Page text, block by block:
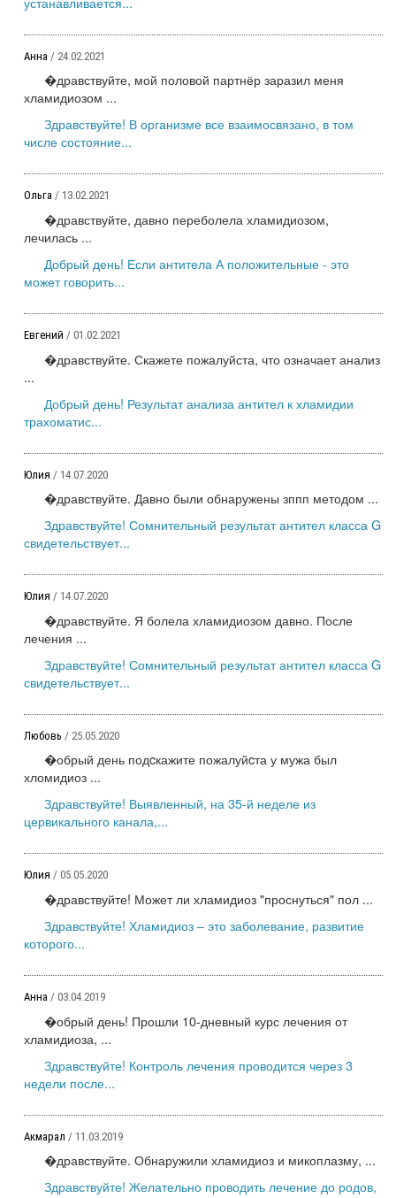
Анна / 24.02.2021
�дравствуйте, мой половой партнёр заразил меня
хламидиозом ...
Здравствуйте! В организме все взаимосвязано, в том
числе состояние...
Ольга / 13.02.2021
�дравствуйте, давно переболела хламидиозом,
лечилась ...
Добрый день! Если антитела А положительные - это
может говорить...
Евгений / 01.02.2021
�дравствуйте. Скажете пожалуйста, что означает анализ
...
Добрый день! Результат анализа антител к хламидии
трахоматис...
Юлия / 14.07.2020
�дравствуйте. Давно были обнаружены зппп методом ...
Здравствуйте! Сомнительный результат антител класса G
свидетельствует...
Юлия / 14.07.2020
�дравствуйте. Я болела хламидиозом давно. После
лечения ...
Здравствуйте! Сомнительный результат антител класса G
свидетельствует...
Любовь / 25.05.2020
�обрый день подcкажите пожалуйcта у мужа был
хломидиоз ...
Здравствуйте! Выявленный, на 35-й неделе из
цервикального канала,...
Юлия / 05.05.2020
�дравствуйте! Может ли хламидиоз "проснуться" пол ...
Здравствуйте! Хламидиоз – это заболевание, развитие
которого...
Анна / 03.04.2019
�обрый день! Прошли 10-дневный курс лечения от
хламидиоза, ...
Здравствуйте! Контроль лечения проводится через 3
недели после...
Акмарал / 11.03.2019
�дравствуйте. Обнаружили хламидиоз и микоплазму, ...
Здравствуйте! Желательно проводить лечение до родов,